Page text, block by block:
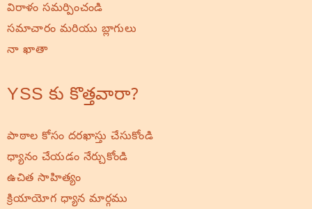
విరాళం సమర్పించండి
సమాచారం మరియు బ్లాగులు
నా ఖాతా
YSS కు కొత్తవారా?
పాఠాల కోసం దరఖాస్తు చేసుకోండి
ధ్యానం చేయడం నేర్చుకోండి
ఉచిత సాహిత్యం
క్రియాయోగ ధ్యాన మార్గము